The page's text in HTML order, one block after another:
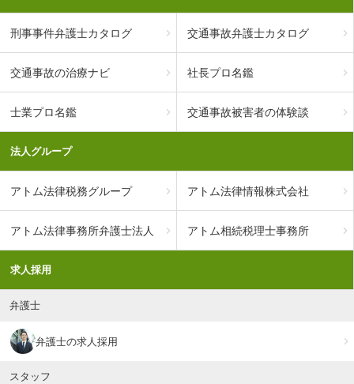
刑事事件弁護士カタログ 交通事故弁護士カタログ
交通事故の治療ナビ 社長プロ名鑑
士業プロ名鑑 交通事故被害者の体験談
法人グループ
アトム法律税務グループ アトム法律情報株式会社
アトム法律事務所弁護士法人 アトム相続税理士事務所
求人採用
弁護士
弁護士の求人採用
スタッフ